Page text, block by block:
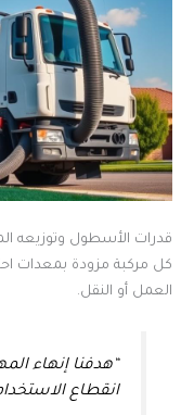
قدرات الأسطول وتوزيعه
كل مركبة مزودة بمعدات
العمل أو النقل.
“هدفنا إنهاء
انقطاع